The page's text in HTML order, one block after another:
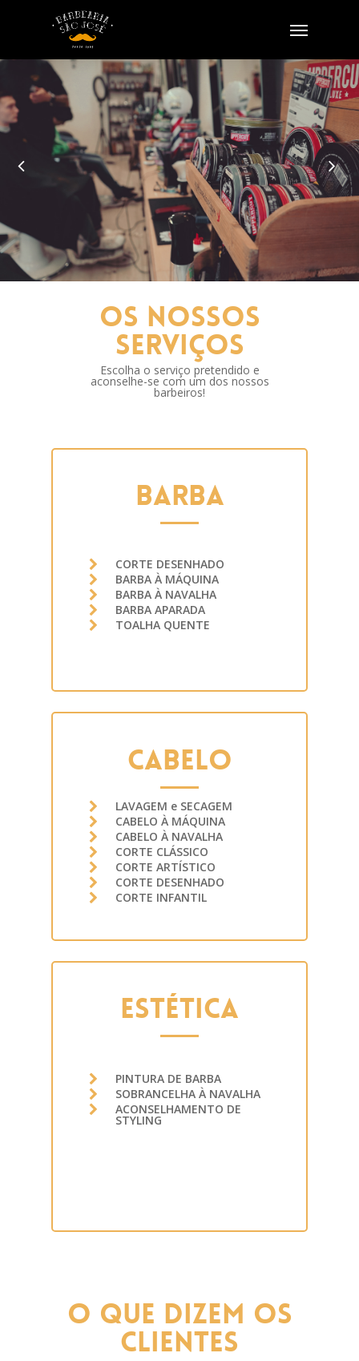
Menu
Os Nossos
Serviços
Escolha o serviço pretendido e
aconselhe-se com um dos nossos
barbeiros!
BARBA
CORTE DESENHADO
BARBA À MÁQUINA
BARBA À NAVALHA
BARBA APARADA
TOALHA QUENTE
CABELO
LAVAGEM e SECAGEM
CABELO À MÁQUINA
CABELO À NAVALHA
CORTE CLÁSSICO
CORTE ARTÍSTICO
CORTE DESENHADO
CORTE INFANTIL
ESTÉTICA
PINTURA DE BARBA
SOBRANCELHA À NAVALHA
ACONSELHAMENTO DE
STYLING
O Que Dizem os
Clientes